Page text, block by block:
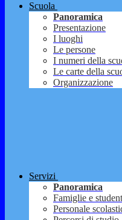
Scuola
Panoramica
Presentazione
I luoghi
Le persone
I numeri della
Le carte della
Organizzazione
Servizi
Panoramica
Famiglie e
Personale